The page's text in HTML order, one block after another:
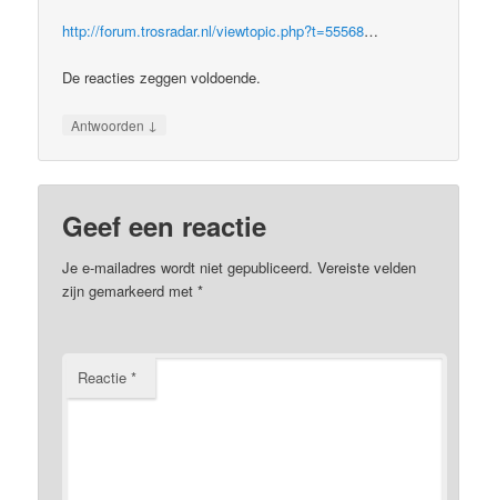
http://forum.trosradar.nl/viewtopic.php?t=55568…
De reacties zeggen voldoende.
Antwoorden ↓
Geef een reactie
Je e-mailadres wordt niet gepubliceerd. Vereiste velden
zijn gemarkeerd met*
Reactie*